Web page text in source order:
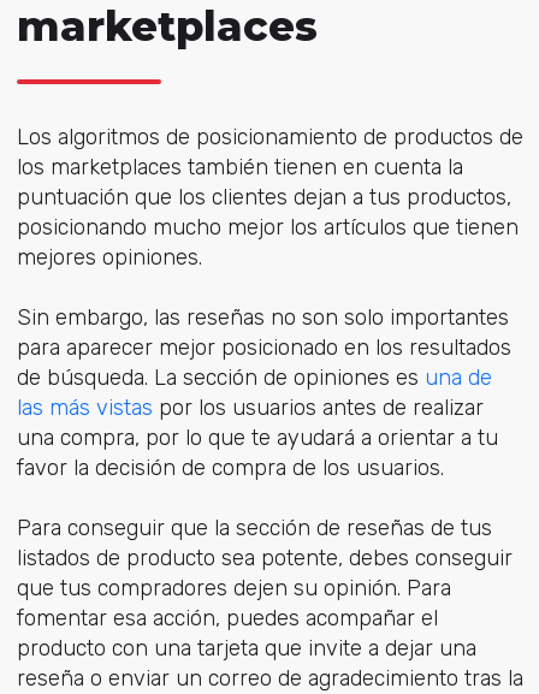
marketplaces
Los algoritmos de posicionamiento de productos de
los marketplaces también tienen en cuenta la
puntuación que los clientes dejan a tus productos,
posicionando mucho mejor los artículos que tienen
mejores opiniones.
Sin embargo, las reseñas no son solo importantes
para aparecer mejor posicionado en los resultados
de búsqueda. La sección de opiniones es una de
las más vistas por los usuarios antes de realizar
una compra, por lo que te ayudará a orientar a tu
favor la decisión de compra de los usuarios.
Para conseguir que la sección de reseñas de tus
listados de producto sea potente, debes conseguir
que tus compradores dejen su opinión. Para
fomentar esa acción, puedes acompañar el
producto con una tarjeta que invite a dejar una
reseña o enviar un correo de agradecimiento tras la